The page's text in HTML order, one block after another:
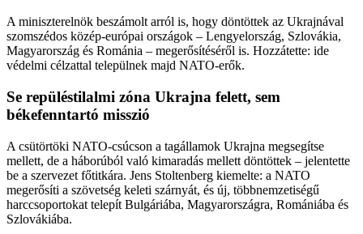
A miniszterelnök beszámolt arról is, hogy döntöttek az Ukrajnával
szomszédos közép-európai országok – Lengyelország, Szlovákia,
Magyarország és Románia – megerősítéséről is. Hozzátette: ide
védelmi célzattal települnek majd NATO-erők.
Se repüléstilalmi zóna Ukrajna felett, sem
békefenntartó misszió
A csütörtöki NATO-csúcson a tagállamok Ukrajna megsegítse
mellett, de a háborúból való kimaradás mellett döntöttek – jelentette
be a szervezet főtitkára. Jens Stoltenberg kiemelte: a NATO
megerősíti a szövetség keleti szárnyát, és új, többnemzetiségű
harccsoportokat telepít Bulgáriába, Magyarországra, Romániába és
Szlovákiába.